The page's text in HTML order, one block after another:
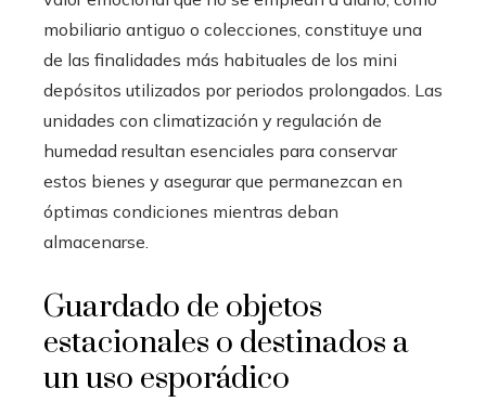
mobiliario antiguo o colecciones, constituye una
de las finalidades más habituales de los mini
depósitos utilizados por periodos prolongados. Las
unidades con climatización y regulación de
humedad resultan esenciales para conservar
estos bienes y asegurar que permanezcan en
óptimas condiciones mientras deban
almacenarse.
Guardado de objetos
estacionales o destinados a
un uso esporádico